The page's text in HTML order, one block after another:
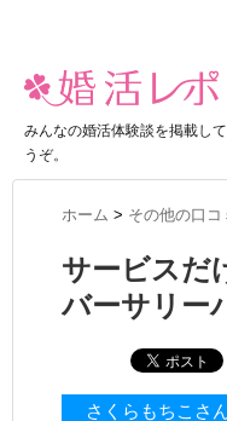
みんなの婚活体験談を掲載し
うぞ。
ホーム > その他の口コ
サービスだ
バーサリー
さくらもちこさ